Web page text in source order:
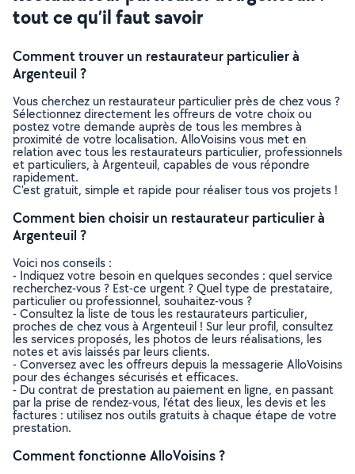
tout ce qu’il faut savoir
Comment trouver un restaurateur particulier à
Argenteuil ?
Vous cherchez un restaurateur particulier près de chez vous ?
Sélectionnez directement les offreurs de votre choix ou
postez votre demande auprès de tous les membres à
proximité de votre localisation. AlloVoisins vous met en
relation avec tous les restaurateurs particulier, professionnels
et particuliers, à Argenteuil, capables de vous répondre
rapidement.
C’est gratuit, simple et rapide pour réaliser tous vos projets !
Comment bien choisir un restaurateur particulier à
Argenteuil ?
Voici nos conseils :
- Indiquez votre besoin en quelques secondes : quel service
recherchez-vous ? Est-ce urgent ? Quel type de prestataire,
particulier ou professionnel, souhaitez-vous ?
- Consultez la liste de tous les restaurateurs particulier,
proches de chez vous à Argenteuil ! Sur leur profil, consultez
les services proposés, les photos de leurs réalisations, les
notes et avis laissés par leurs clients.
- Conversez avec les offreurs depuis la messagerie AlloVoisins
pour des échanges sécurisés et efficaces.
- Du contrat de prestation au paiement en ligne, en passant
par la prise de rendez-vous, l’état des lieux, les devis et les
factures : utilisez nos outils gratuits à chaque étape de votre
prestation.
Comment fonctionne AlloVoisins ?